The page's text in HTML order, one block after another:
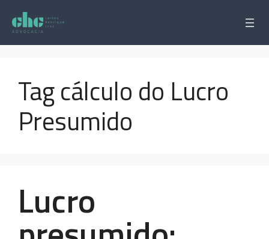
para
conteúdo
Tag cálculo do Lucro
Presumido
Lucro